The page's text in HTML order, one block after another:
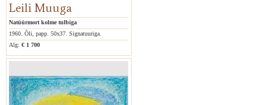
Leili Muuga
Natüürmort kolme tulbiga
1960. Õli, papp. 50x37. Signatuuriga.
Alg: € 1 700